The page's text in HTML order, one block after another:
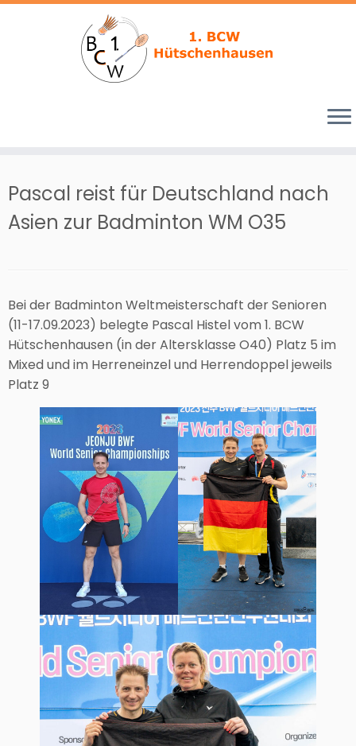
Inhalt
springen
Pascal reist für Deutschland nach
Asien zur Badminton WM O35
Bei der Badminton Weltmeisterschaft der Senioren
(11-17.09.2023) belegte Pascal Histel vom 1. BCW
Hütschenhausen (in der Altersklasse O40) Platz 5 im
Mixed und im Herreneinzel und Herrendoppel jeweils
Platz 9